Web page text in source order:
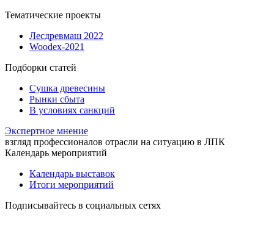
Тематические проекты
Лесдревмаш 2022
Woodex-2021
Подборки статей
Сушка древесины
Рынки сбыта
В условиях санкций
Экспертное мнение
взгляд профессионалов отрасли на ситуацию в ЛПК
Календарь мероприятий
Календарь выставок
Итоги мероприятий
Подписывайтесь в социальных сетях